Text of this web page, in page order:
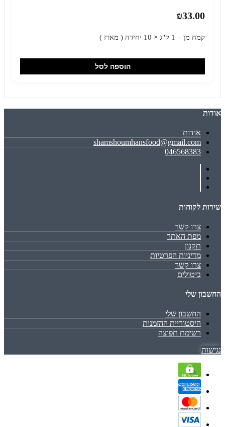
₪33.00
קמח מן – 1 ק"ג × 10 יחידה ( מארז )
הוספה לסל
אודות
אודות
shamshoumhansfood@gmail.com
046568383
שירות לקוחות
צרו קשר
מפת האתר
תקנון
מדיניות הפרטיות
צרו קשר
ביטולים
החשבון שלי
החשבון שלי
היסטוריית ההזמנות
רשימת תפוצה
נגישות